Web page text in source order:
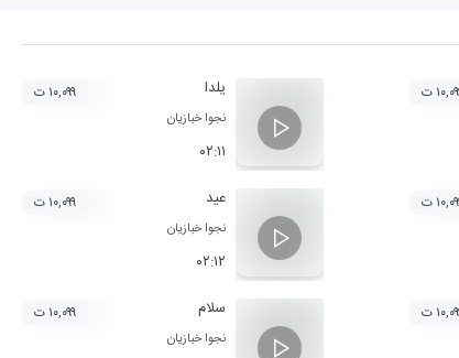
ت یلدا
نجوا خبازیان
۰۲:۱۱
۱۰,۰۹۹ ت
ت عید
نجوا خبازیان
۰۲:۱۲
۱۰,۰۹۹ ت
ت سلام
نجوا خبازیان
۱۰,۰۹۹ ت